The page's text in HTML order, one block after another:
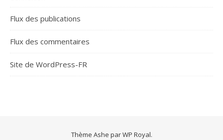
Flux des publications
Flux des commentaires
Site de WordPress-FR
Thème Ashe parWP Royal.